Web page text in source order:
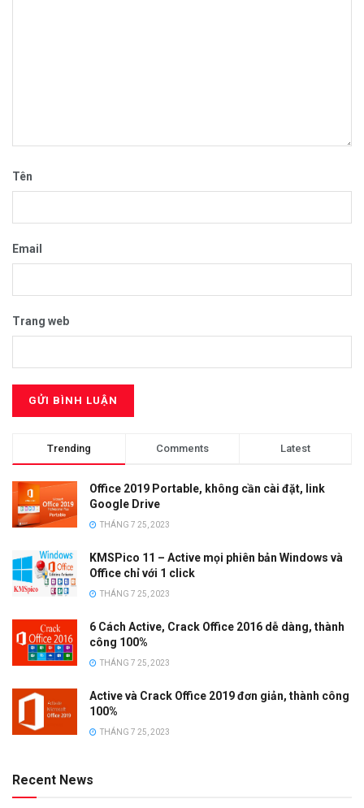
Tên
Email
Trang web
Trending Comments Latest
Office 2019 Portable, không cần cài đặt, link
Google Drive
THÁNG 7 25, 2023
KMSPico 11 – Active mọi phiên bản Windows và
Office chỉ với 1 click
THÁNG 7 25, 2023
6 Cách Active, Crack Office 2016 dễ dàng, thành
công 100%
THÁNG 7 25, 2023
Active và Crack Office 2019 đơn giản, thành công
100%
THÁNG 7 25, 2023
Recent News